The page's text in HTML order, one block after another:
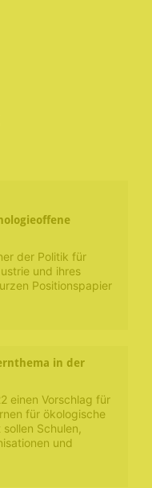
der Politik für
und ihres
Positionspapier
in der
einen Vorschlag für
für ökologische
Schulen,
und